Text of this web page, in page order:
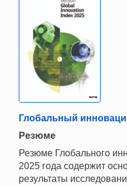
Глобальный
Резюме
Резюме Глобального
2025 года содержит
результаты